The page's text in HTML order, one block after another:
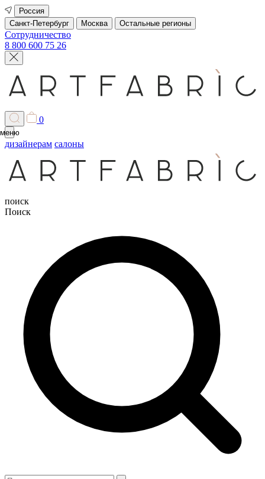
Россия
Санкт-Петербург
Москва Остальные регионы
Сотрудничество
8 800 600 75 26
0
меню
дизайнерам салоны
поиск
Поиск